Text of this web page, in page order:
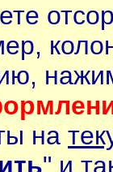
на
" и